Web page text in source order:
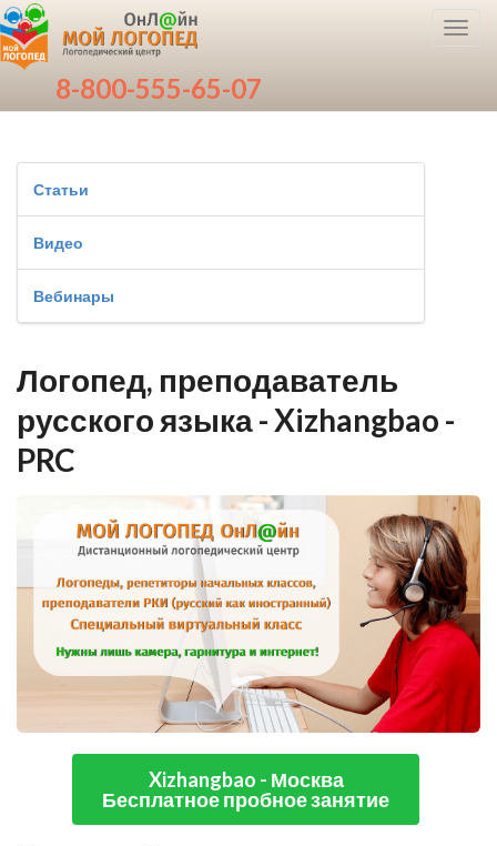
8-800-555-65-07
Статьи
Видео
Вебинары
Логопед, преподаватель
русского языка - Xizhangbao -
PRC
Xizhangbao - Москва
Бесплатное пробное занятие